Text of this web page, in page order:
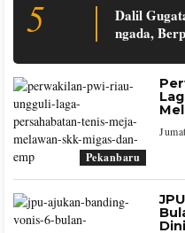
5
Dalil
ngada,
Pekanbaru